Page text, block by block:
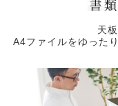
天
A4ファイルをゆった